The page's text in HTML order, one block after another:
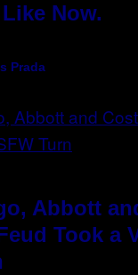
Now.
Prada
Abbott
Took a